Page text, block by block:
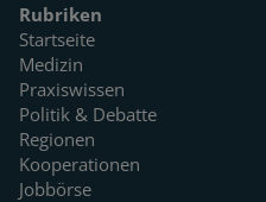
Rubriken
Startseite
Medizin
Praxiswissen
Politik & Debatte
Regionen
Kooperationen
Jobbörse